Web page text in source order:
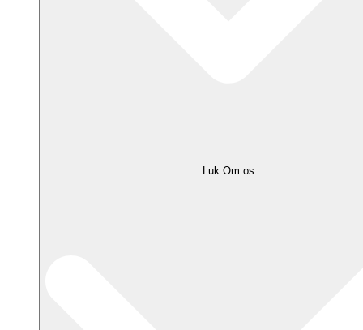
Luk Om os